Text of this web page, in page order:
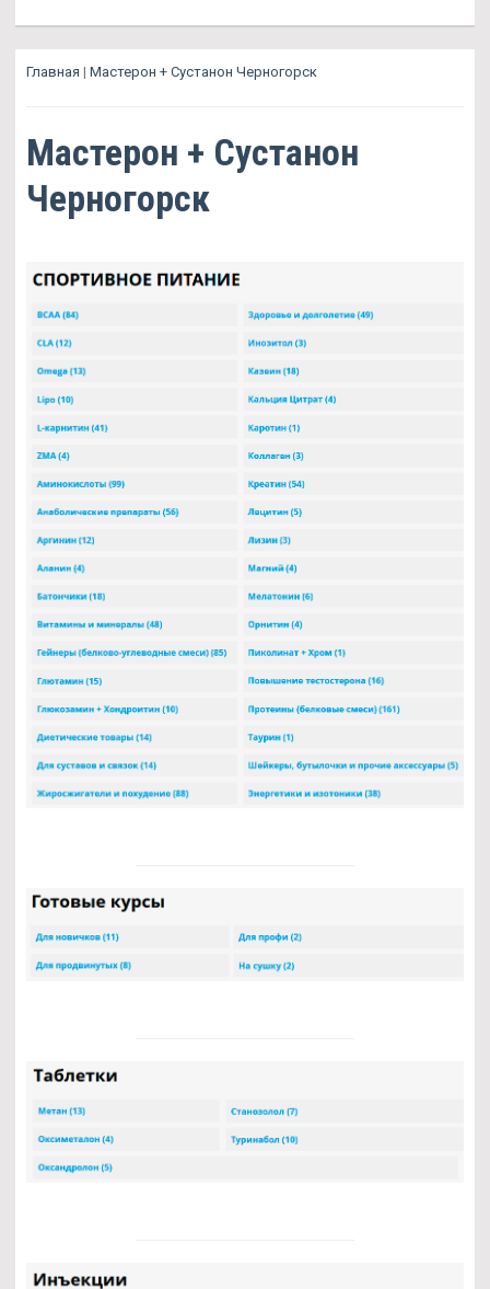
Главная | Мастерон + Сустанон Черногорск
Мастерон + Сустанон
Черногорск